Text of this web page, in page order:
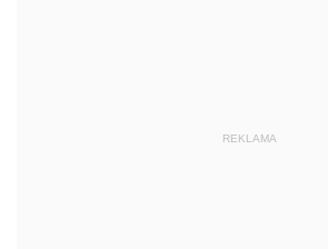
REKLAMA